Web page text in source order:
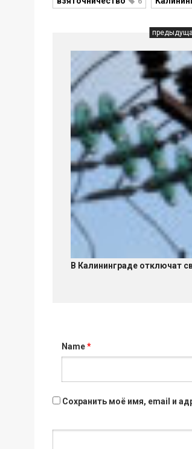
В Калининграде отключат
Name*
Сохранить моё имя, email и